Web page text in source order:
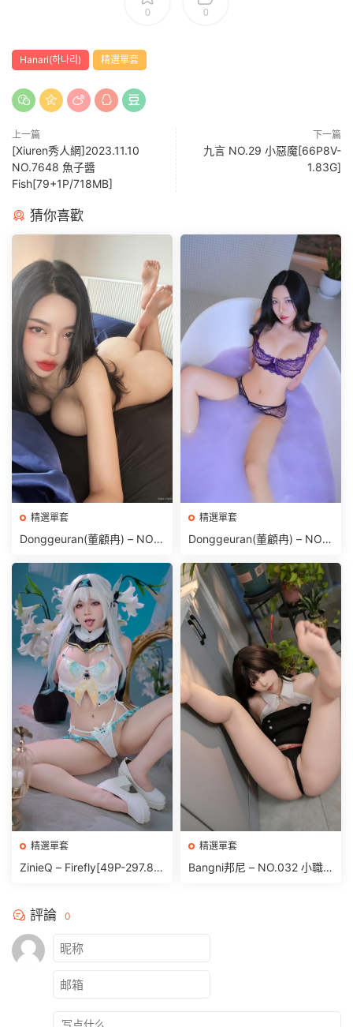
0 0
Hanari(하나리) 精選單套
上一篇
[Xiuren秀人網]2023.11.10
NO.7648 魚子醬
Fish[79+1P/718MB]
下一篇
九言 NO.29 小惡魔[66P8V-
1.83G]
猜你喜歡
精選單套
Donggeuran(董顧冉) – NO.0
[657P69V-1.14GB]
精選單套
Donggeuran(董顧冉) – NO.0
精選單套
ZinieQ – Firefly[49P-297.8
精選單套
Bangni邦尼 – NO.032 小職
評論 0